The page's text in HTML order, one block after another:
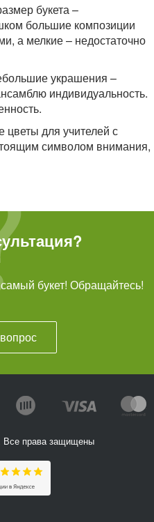
букета –
большие композиции
а мелкие – недостаточно
украшения –
индивидуальность.
цветы для учителей с
символом внимания,
букет! Обращайтесь!
Все права защищены